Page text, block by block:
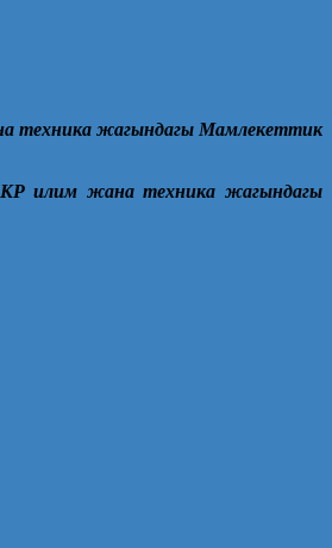
техника жагындагы Мамлекеттик
илим жана техника жагындагы